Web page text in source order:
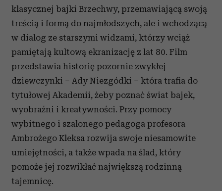
klasycznej bajki Brzechwy, przemawiającą swoją
treścią i formą do najmłodszych, ale i wchodzącą
w dialog ze starszymi widzami, którzy wciąż
pamiętają kultową ekranizację z lat 80. Film
przedstawia historię pozornie zwykłej
dziewczynki – Ady Niezgódki – która trafia do
tytułowej Akademii, żeby poznać świat bajek,
wyobraźni i kreatywności. Przy pomocy
wybitnego i szalonego pedagoga profesora
Ambrożego Kleksa rozwija swoje niesamowite
umiejętności, a także wpada na ślad, który
pomoże jej rozwikłać największą rodzinną
tajemnicę.